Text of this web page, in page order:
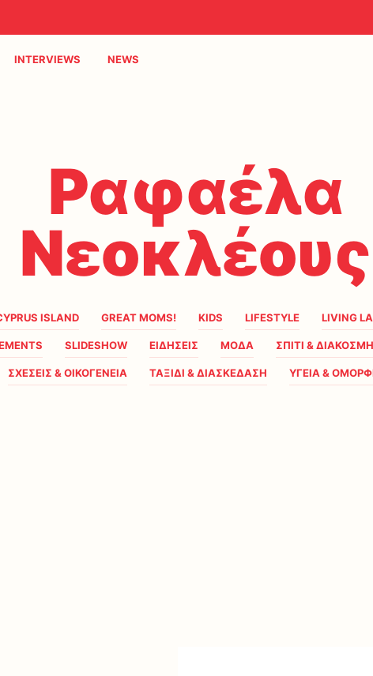
INTERVIEWS NEWS
Ραφαέλα
Νεοκλέους
ISLAND GREAT MOMS! KIDS LIFESTYLE LIVING
SLIDESHOW ΕΙΔΗΣΕΙΣ ΜΟΔΑ ΣΠΙΤΙ &
ΣΧΕΣΕΙΣ & ΟΙΚΟΓΕΝΕΙΑ ΤΑΞΙΔΙ & ΔΙΑΣΚΕΔΑΣΗ ΥΓΕΙΑ &